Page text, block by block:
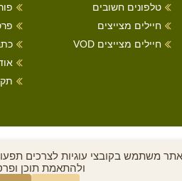
טלפונים חשובים
חיילים מצייצים
חיילים מצייצים VOD
משתמש בקובצי עוגיות לצרכים
ולהתאמת תוכן